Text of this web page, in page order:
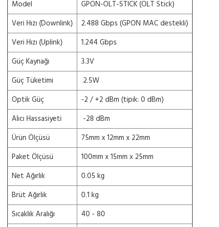
Model
GPON-OLT-STICK (OLT Stick)
Veri Hızı (Downlink)
2.488 Gbps (GPON MAC destekli)
Veri Hızı (Uplink)
1.244 Gbps
Güç Kaynağı
3.3V
Güç Tüketimi
2.5W
Optik Güç
-2 / +2 dBm (tipik: 0 dBm)
Alıcı Hassasiyeti
-28 dBm
Ürün Ölçüsü
75mm x 12mm x 22mm
Paket Ölçüsü
100mm x 15mm x 25mm
Net Ağırlık
0.05 kg
Brüt Ağırlık
0.1 kg
Sıcaklık Aralığı
40 - 80